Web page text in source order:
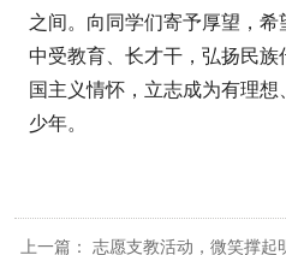
之间。向同学们寄予厚望，
中受教育、长才干，弘扬民
国主义情怀，立志成为有理
少年。
上一篇： 志愿支教活动，微笑撑起明